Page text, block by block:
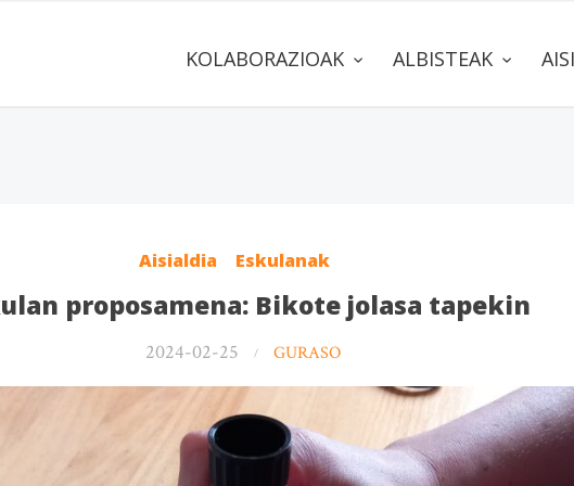
KOLABORAZIOAK ALBISTEAK
Aisialdia Eskulanak
proposamena: Bikote jolasa tapekin
2024-02-25 GURASO